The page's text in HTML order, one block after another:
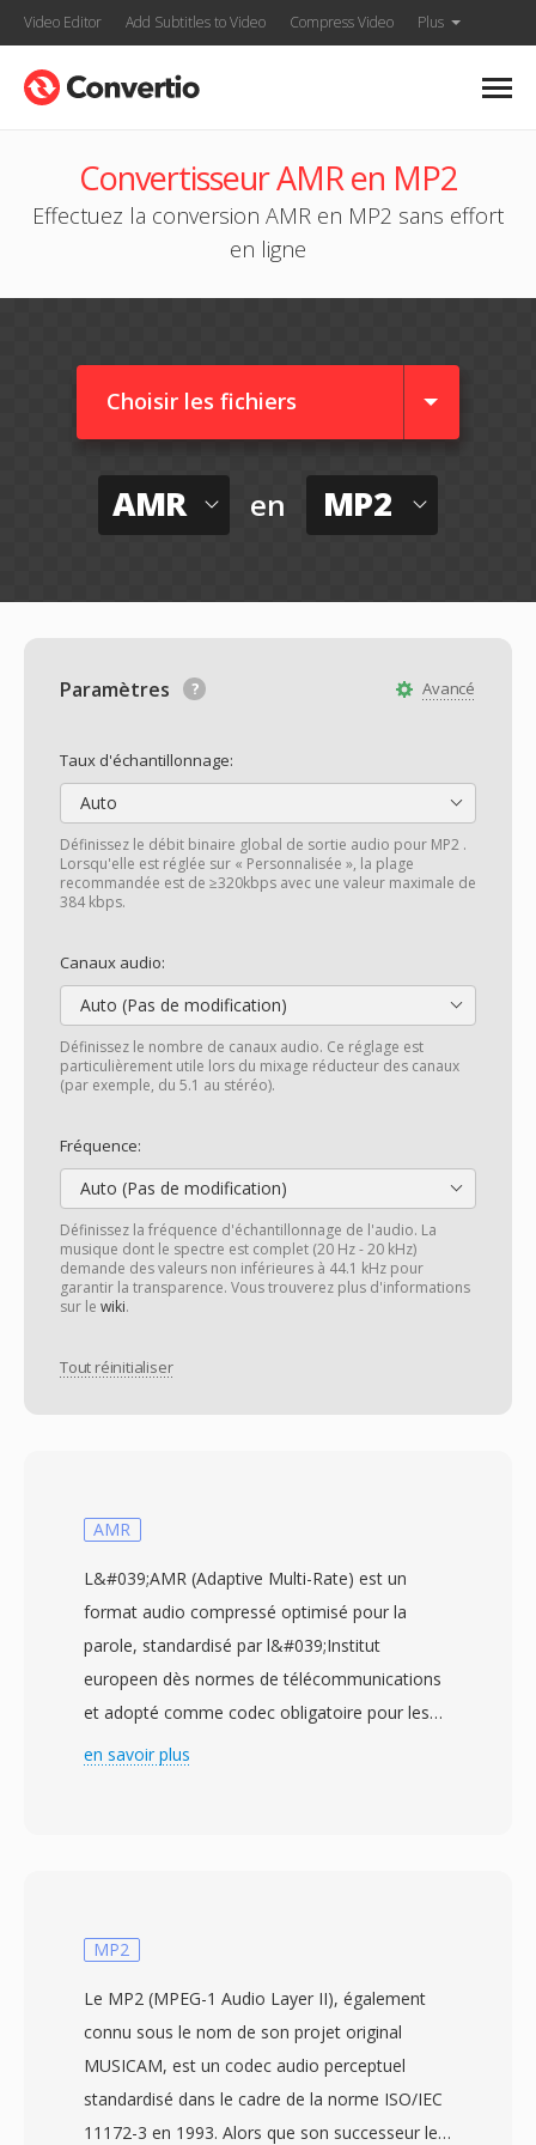
Video Editor Add Subtitles to Video Compress Video Plus
Convertisseur AMR en MP2
Effectuez la conversion AMR en MP2 sans effort
en ligne
Choisir les fichiers
AMR en MP2
Avancé
Paramètres
Taux d'échantillonnage:
Auto
Définissez le débit binaire global de sortie audio pour MP2 .
Lorsqu'elle est réglée sur « Personnalisée », la plage
recommandée est de ≥320kbps avec une valeur maximale de
384 kbps.
Canaux audio:
Auto (Pas de modification)
Définissez le nombre de canaux audio. Ce réglage est
particulièrement utile lors du mixage réducteur des canaux
(par exemple, du 5.1 au stéréo).
Fréquence:
Auto (Pas de modification)
Définissez la fréquence d'échantillonnage de l'audio. La
musique dont le spectre est complet (20 Hz - 20 kHz)
demande des valeurs non inférieures à 44.1 kHz pour
garantir la transparence. Vous trouverez plus d'informations
sur le wiki.
Tout réinitialiser
AMR
L&#039;AMR (Adaptive Multi-Rate) est un
format audio compressé optimisé pour la
parole, standardisé par l&#039;Institut
europeen dès normes de télécommunications
et adopté comme codec obligatoire pour les
réseaux mobiles GSM et 3G. Le codec bascule
marginale au profit de la fiabilité de
défini par les spécifications du 3GPP et
représente l&#039;un dès codecs vocaux les
plus largement déployés au monde, utilisé dans
en savoir plus
MP2
Le MP2 (MPEG-1 Audio Layer II), également
connu sous le nom de son projet original
MUSICAM, est un codec audio perceptuel
standardisé dans le cadre de la norme ISO/IEC
11172-3 en 1993. Alors que son successeur le